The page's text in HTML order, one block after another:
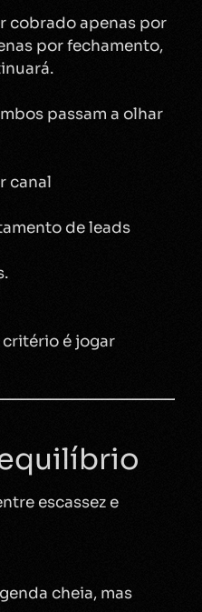
cobrado apenas por
por fechamento,
passam a olhar
canal
de leads
critério é jogar
escassez e
cheia, mas